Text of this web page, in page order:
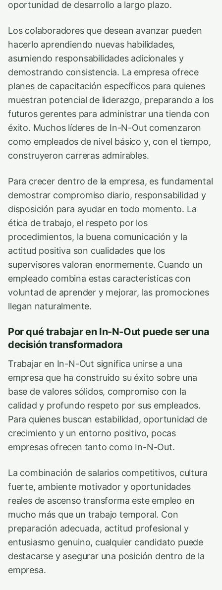
oportunidad de desarrollo a largo plazo.
Los colaboradores que desean avanzar pueden
hacerlo aprendiendo nuevas habilidades,
asumiendo responsabilidades adicionales y
demostrando consistencia. La empresa ofrece
planes de capacitación específicos para quienes
muestran potencial de liderazgo, preparando a los
futuros gerentes para administrar una tienda con
éxito. Muchos líderes de In-N-Out comenzaron
como empleados de nivel básico y, con el tiempo,
construyeron carreras admirables.
Para crecer dentro de la empresa, es fundamental
demostrar compromiso diario, responsabilidad y
disposición para ayudar en todo momento. La
ética de trabajo, el respeto por los
procedimientos, la buena comunicación y la
actitud positiva son cualidades que los
supervisores valoran enormemente. Cuando un
empleado combina estas características con
voluntad de aprender y mejorar, las promociones
llegan naturalmente.
Por qué trabajar en In-N-Out puede ser una
decisión transformadora
Trabajar en In-N-Out significa unirse a una
empresa que ha construido su éxito sobre una
base de valores sólidos, compromiso con la
calidad y profundo respeto por sus empleados.
Para quienes buscan estabilidad, oportunidad de
crecimiento y un entorno positivo, pocas
empresas ofrecen tanto como In-N-Out.
La combinación de salarios competitivos, cultura
fuerte, ambiente motivador y oportunidades
reales de ascenso transforma este empleo en
mucho más que un trabajo temporal. Con
preparación adecuada, actitud profesional y
entusiasmo genuino, cualquier candidato puede
destacarse y asegurar una posición dentro de la
empresa.